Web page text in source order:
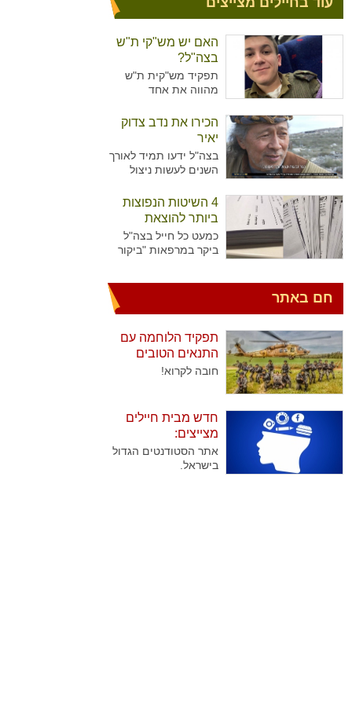
האם יש מש"קי ת"ש
בצה"ל?
תפקיד מש"קית ת"ש
מהווה את אחד
יותר עם נשים מאשר
גברים בצה"ל. מדובר על
תפקיד המקביל לתפקיד
של עובדת סוציאלית
ויועצת בבתי הספר,
להכשיר גם גברים לאותו
התפקיד.
הכירו את נדב צדוק
יאיר
בצה"ל ידעו תמיד לאורך
השנים לעשות ניצול
שלו ידע נרחב בתחומים
רבים עימו הגיעו
לישראל. כך קרה גם עם
נדב צדוק יאיר. דמות
יוצאת דופן, בעלת
שצה"ל ומערכת הביטחון
4 השיטות הנפוצות
ביותר להוצאת
גימלים
כמעט כל חייל בצה"ל
ביקר במרפאות "ביקור
שביקרו פעמים בודדות
במרפאות, יש את אלו
באופן קבוע בצאת
של החיילים להוציא
גימלים..
חם באתר
תפקיד הלוחמה עם
התנאים הטובים
ביותר
חובה לקרוא!
חדש מבית חיילים
מצייצים:
אתר הסטודנטים הגדול
בישראל.